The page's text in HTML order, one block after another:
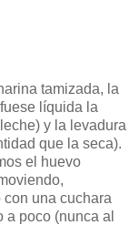
tamizada, la
líquida la
y la levadura
que la seca).
el huevo
una cuchara
poco (nunca al